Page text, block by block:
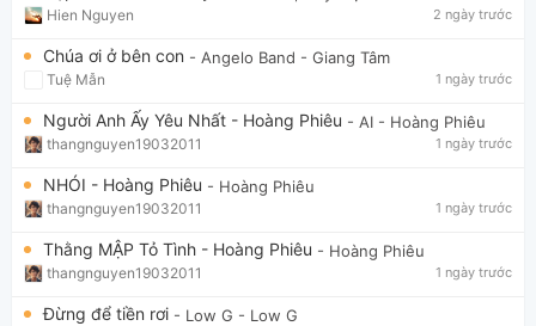
Hien Nguyen 2 ngày trước
Chúa ơi ở bên con - Angelo Band - Giang Tâm
Tuệ Mẫn 1 ngày trước
Người Anh Ấy Yêu Nhất - Hoàng Phiêu - AI - Hoàng Phiêu
thangnguyen19032011 1 ngày trước
NHÓI - Hoàng Phiêu - Hoàng Phiêu
thangnguyen19032011 1 ngày trước
Thằng MẬP Tỏ Tình - Hoàng Phiêu - Hoàng Phiêu
thangnguyen19032011 1 ngày trước
Đừng để tiền rơi - Low G - Low G